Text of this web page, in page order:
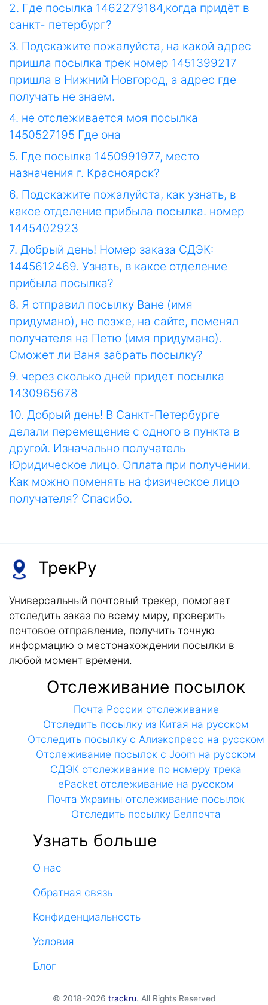
2. Где посылка 1462279184,когда придёт в
санкт- петербург?
3. Подскажите пожалуйста, на какой адрес
пришла посылка трек номер 1451399217
пришла в Нижний Новгород, а адрес где
получать не знаем.
4. не отслеживается моя посылка
1450527195 Где она
5. Где посылка 1450991977, место
назначения г. Красноярск?
6. Подскажите пожалуйста, как узнать, в
какое отделение прибыла посылка. номер
1445402923
7. Добрый день! Номер заказа СДЭК:
1445612469. Узнать, в какое отделение
прибыла посылка?
8. Я отправил посылку Ване (имя
придумано), но позже, на сайте, поменял
получателя на Петю (имя придумано).
Сможет ли Ваня забрать посылку?
9. через сколько дней придет посылка
1430965678
10. Добрый день! В Санкт-Петербурге
делали перемещение с одного в пункта в
другой. Изначально получатель
Юридическое лицо. Оплата при получении.
Как можно поменять на физическое лицо
получателя? Спасибо.
ТрекРу
Универсальный почтовый трекер, помогает
отследить заказ по всему миру, проверить
почтовое отправление, получить точную
информацию о местонахождении посылки в
любой момент времени.
Отслеживание посылок
Почта России отслеживание
Отследить посылку из Китая на русском
Отследить посылку с Алиэкспресс на русском
Отслеживание посылок с Joom на русском
СДЭК отслеживание по номеру трека
ePacket отслеживание на русском
Почта Украины отслеживание посылок
Отследить посылку Белпочта
Узнать больше
О нас
Обратная связь
Конфиденциальность
Условия
Блог
© 2018-2026 trackru. All Rights Reserved